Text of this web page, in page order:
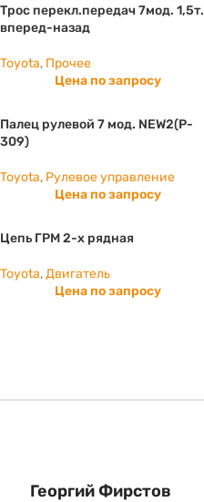
Трос перекл.передач 7мод. 1,5т.
вперед-назад
Toyota, Прочее
Цена по запросу
Палец рулевой 7 мод. NEW2(P-
309)
Toyota, Рулевое управление
Цена по запросу
Цепь ГРМ 2-х рядная
Toyota,Двигатель
Цена по запросу
Георгий Фирстов